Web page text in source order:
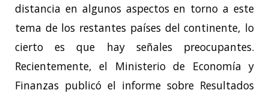
distancia en algunos aspectos en torno a este
tema de los restantes países del continente, lo
cierto es que hay señales preocupantes.
Recientemente, el Ministerio de Economía y
Finanzas publicó el informe sobre Resultados